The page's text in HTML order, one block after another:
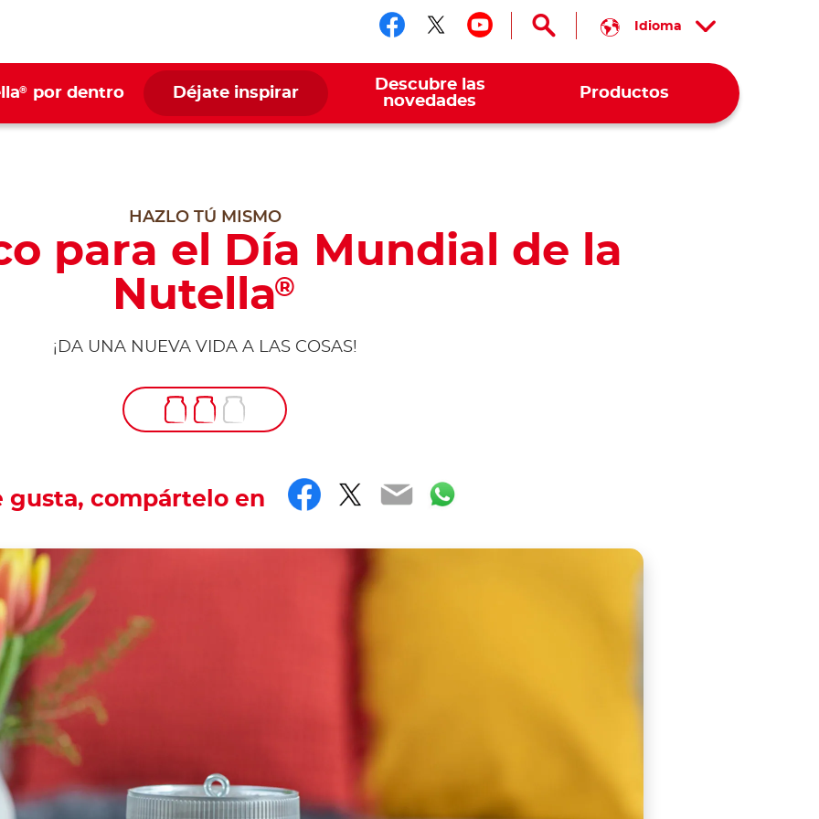
Síguenos en facebook
Síguenos en twitter
Síguenos en youtube
Idioma
® por dentro Déjate inspirar
Descubre las
novedades
Productos
HAZLO TÚ MISMO
para el Día Mundial de la
Nutella®
¡DA UNA NUEVA VIDA A LAS COSAS!
gusta, compártelo en Facebook
Twitter
EmailWhatsApp